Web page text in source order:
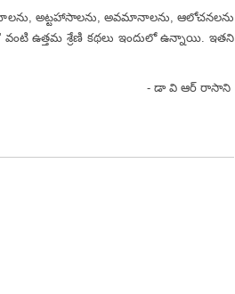
అట్టహాసాలను, అవమానాలను, ఆలోచనలను
వంటి ఉత్తమ శ్రేణి కథలు ఇందులో ఉన్నాయి. ఇతని
- డా వి ఆర్ రాసాని